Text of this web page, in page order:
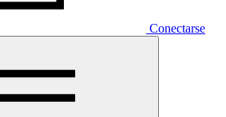
Conectarse